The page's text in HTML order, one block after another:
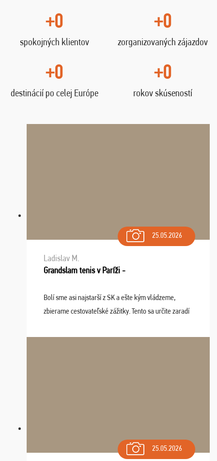
+0
spokojných klientov
+0
zorganizovaných zájazdov
+0
destinácií po celej Európe
+0
rokov skúseností
25.05.2026
Ladislav M.
Grandslam tenis v Paríži -
Bolí sme asi najstarší z SK a ešte kým vládzeme,
zbierame cestovateľské zážitky. Tento sa určite zaradí
osudu - pohodový šefík Meďo, dobrá parti ...
25.05.2026